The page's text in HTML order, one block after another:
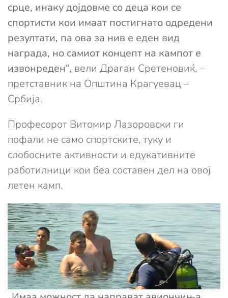
срце, инаку дојдовме со деца кои се
спортисти кои имаат постигнато одредени
резултати, па ова за нив е еден вид
награда, но самиот концепт на кампот е
извонреден“, вели Драган Сретеновиќ, –
претставник на Општина Крагуевац –
Србија.
Професорот Витомир Лазоровски ги
пофали не само спортските, туку и
слобосните активности и едукативните
работилници кои беа составен дел на овој
летен камп.